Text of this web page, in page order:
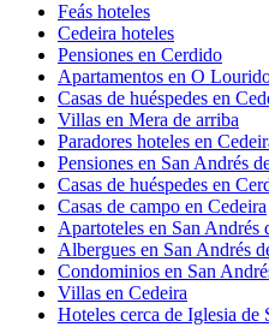
Feás hoteles
Cedeira hoteles
Pensiones en Cerdido
Apartamentos en O
Casas de huéspedes en
Villas en Mera de arriba
Paradores hoteles en
Pensiones en San Andrés
Casas de huéspedes en
Casas de campo en Cedeira
Apartoteles en San Andrés
Albergues en San Andrés
Condominios en San
Villas en Cedeira
Hoteles cerca de Iglesia